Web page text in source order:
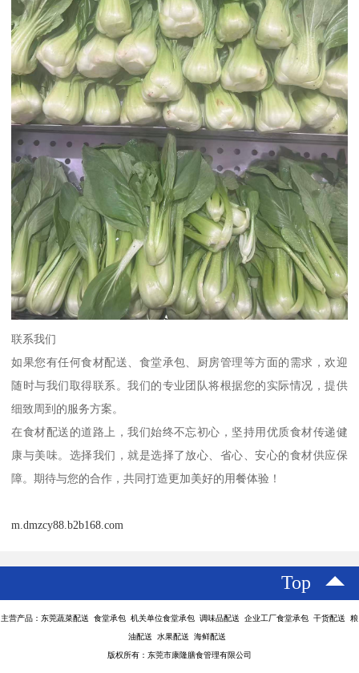
联系我们
如果您有任何食材配送、食堂承包、厨房管理等方面的需求，欢迎
随时与我们取得联系。我们的专业团队将根据您的实际情况，提供
细致周到的服务方案。
在食材配送的道路上，我们始终不忘初心，坚持用优质食材传递健
康与美味。选择我们，就是选择了放心、省心、安心的食材供应保
障。期待与您的合作，共同打造更加美好的用餐体验！
m.dmzcy88.b2b168.com
Top
主营产品：东莞蔬菜配送 食堂承包 机关单位食堂承包 调味品配送 企业工厂食堂承包 干货配送 粮
油配送 水果配送 海鲜配送
版权所有：东莞市康隆膳食管理有限公司